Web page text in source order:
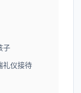
子
礼仪接待